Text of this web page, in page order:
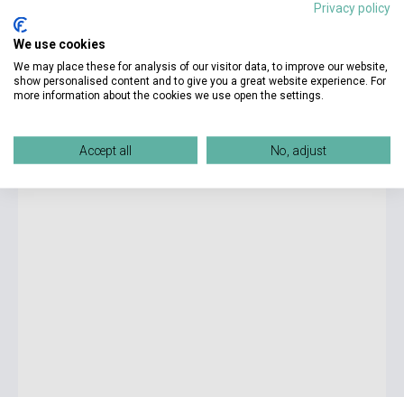
9 690 Ft
Készlet: 1-10 darab
with CD-ROM
Privacy policy
We use cookies
We may place these for analysis of our visitor data, to improve our website,
show personalised content and to give you a great website experience. For
more information about the cookies we use open the settings.
Accept all No, adjust